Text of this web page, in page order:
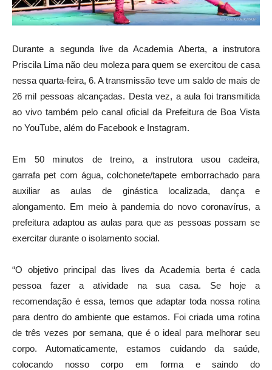
Durante a segunda live da Academia Aberta, a instrutora
Priscila Lima não deu moleza para quem se exercitou de casa
nessa quarta-feira, 6. A transmissão teve um saldo de mais de
26 mil pessoas alcançadas. Desta vez, a aula foi transmitida
ao vivo também pelo canal oficial da Prefeitura de Boa Vista
no YouTube, além do Facebook e Instagram.
Em 50 minutos de treino, a instrutora usou cadeira,
garrafa pet com água, colchonete/tapete emborrachado para
auxiliar as aulas de ginástica localizada, dança e
alongamento. Em meio à pandemia do novo coronavírus, a
prefeitura adaptou as aulas para que as pessoas possam se
exercitar durante o isolamento social.
“O objetivo principal das lives da Academia berta é cada
pessoa fazer a atividade na sua casa. Se hoje a
recomendação é essa, temos que adaptar toda nossa rotina
para dentro do ambiente que estamos. Foi criada uma rotina
de três vezes por semana, que é o ideal para melhorar seu
corpo. Automaticamente, estamos cuidando da saúde,
colocando nosso corpo em forma e saindo do